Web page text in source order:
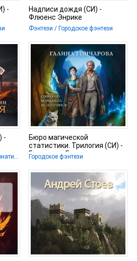
-
Надписи дождя (СИ) -
Флюенс Энрике
Фэнтези / Городское фэнтези
-
Боевая фантастика / Альтернативная история / Городское фэнтези
Бюро магической
статистики. Трилогия (СИ) -
Гончарова Галина
Дмитриевна
Городское фэнтези